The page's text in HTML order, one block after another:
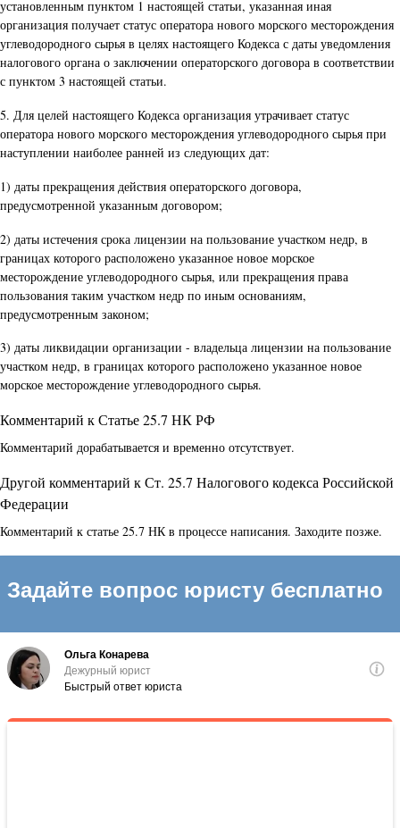
установленным пунктом 1 настоящей статьи, указанная иная
организация получает статус оператора нового морского месторождения
углеводородного сырья в целях настоящего Кодекса с даты уведомления
налогового органа о заключении операторского договора в соответствии
с пунктом 3 настоящей статьи.
5. Для целей настоящего Кодекса организация утрачивает статус
оператора нового морского месторождения углеводородного сырья при
наступлении наиболее ранней из следующих дат:
1) даты прекращения действия операторского договора,
предусмотренной указанным договором;
2) даты истечения срока лицензии на пользование участком недр, в
границах которого расположено указанное новое морское
месторождение углеводородного сырья, или прекращения права
пользования таким участком недр по иным основаниям,
предусмотренным законом;
3) даты ликвидации организации - владельца лицензии на пользование
участком недр, в границах которого расположено указанное новое
морское месторождение углеводородного сырья.
Комментарий к Статье 25.7 НК РФ
Комментарий дорабатывается и временно отсутствует.
Другой комментарий к Ст. 25.7 Налогового кодекса Российской
Федерации
Комментарий к статье 25.7 НК в процессе написания. Заходите позже.